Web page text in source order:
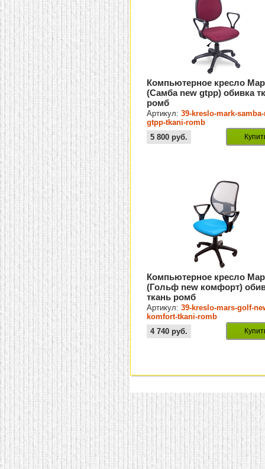
Компьютерное кресло
(Самба new gtpp) обивка
ромб
Артикул:39-kreslo-mark-
gtpp-tkani-romb
5 800 руб.
Компьютерное кресло
(Гольф new комфорт)
ткань ромб
Артикул:39-kreslo-mars-golf-
komfort-tkani-romb
4 740 руб.